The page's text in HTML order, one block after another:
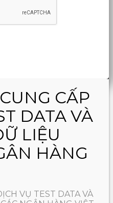
CẤP
DATA VÀ
LIỆU
HÀNG
VỤ TEST DATA VÀ